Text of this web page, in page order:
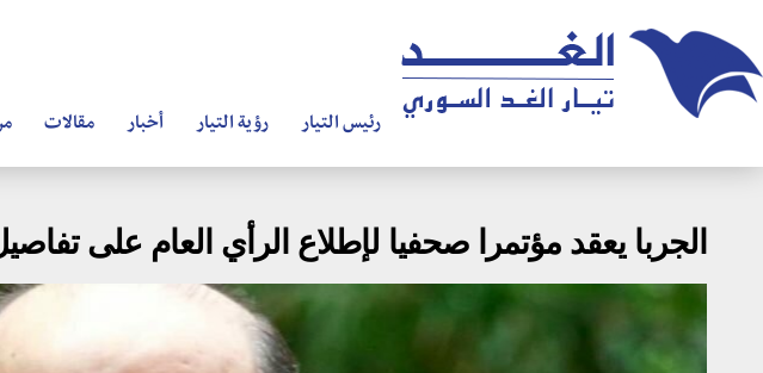
رئيس التيار رؤية التيار أخبار مقالات
الجربا يعقد مؤتمرا صحفيا لإطلاع الرأي العام على